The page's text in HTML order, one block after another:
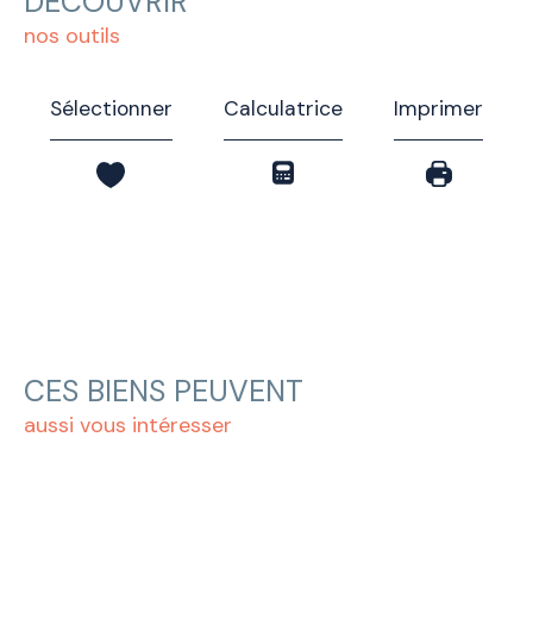
nos outils
Sélectionner Calculatrice Imprimer
CES BIENS PEUVENT
aussi vous intéresser